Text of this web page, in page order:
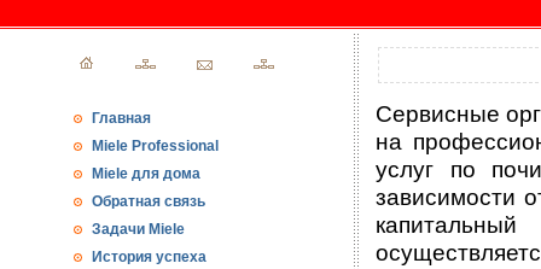
Главная
Miele Professional
Miele для дома
Обратная связь
Задачи Miele
История успеха
Сервисные
на
услуг по
зависимости